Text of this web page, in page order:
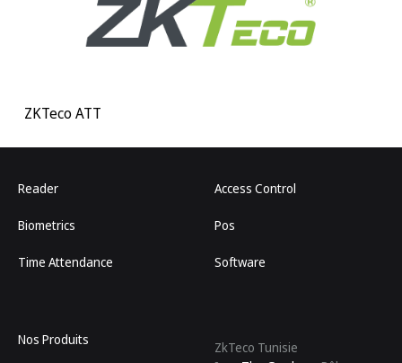
ZKTeco ATT
Reader
Biometrics
Time Attendance
Access Control
Pos
Software
Nos Produits
ZkTeco Tunisie